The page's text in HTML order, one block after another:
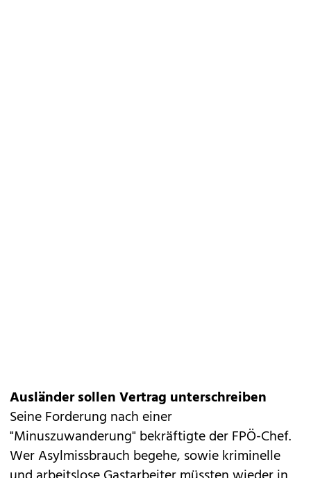
Ausländer sollen Vertrag unterschreiben
Seine Forderung nach einer
"Minuszuwanderung" bekräftigte der FPÖ-Chef.
Wer Asylmissbrauch begehe, sowie kriminelle